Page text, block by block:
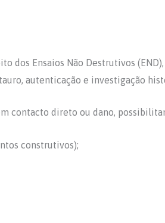
dos Ensaios Não Destrutivos
autenticação e investigação
contacto direto ou dano,
construtivos);